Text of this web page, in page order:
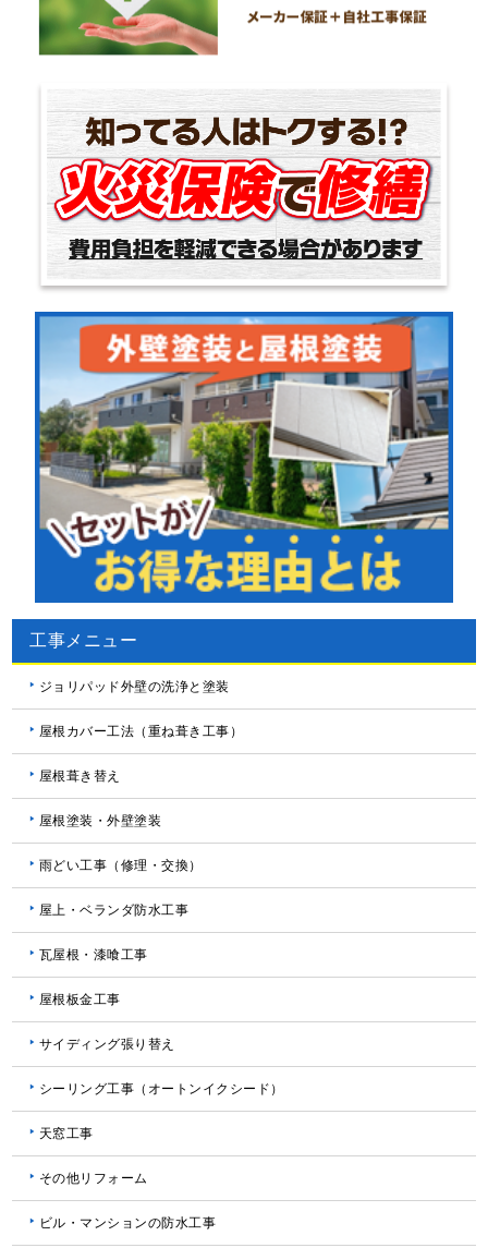
工事メニュー
ジョリパッド外壁の洗浄と塗装
屋根カバー工法（重ね葺き工事）
屋根葺き替え
屋根塗装・外壁塗装
雨どい工事（修理・交換）
屋上・ベランダ防水工事
瓦屋根・漆喰工事
屋根板金工事
サイディング張り替え
シーリング工事（オートンイクシード）
天窓工事
その他リフォーム
ビル・マンションの防水工事